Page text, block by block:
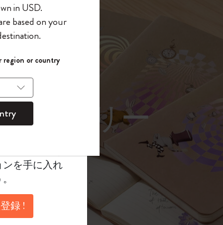
パスワードを表示
保存する
サングラス）
示1
ようこそ
、コード
力すると、初
無料になり
レット品は
を手に入れ
録 !
in USD.
based on your
or country